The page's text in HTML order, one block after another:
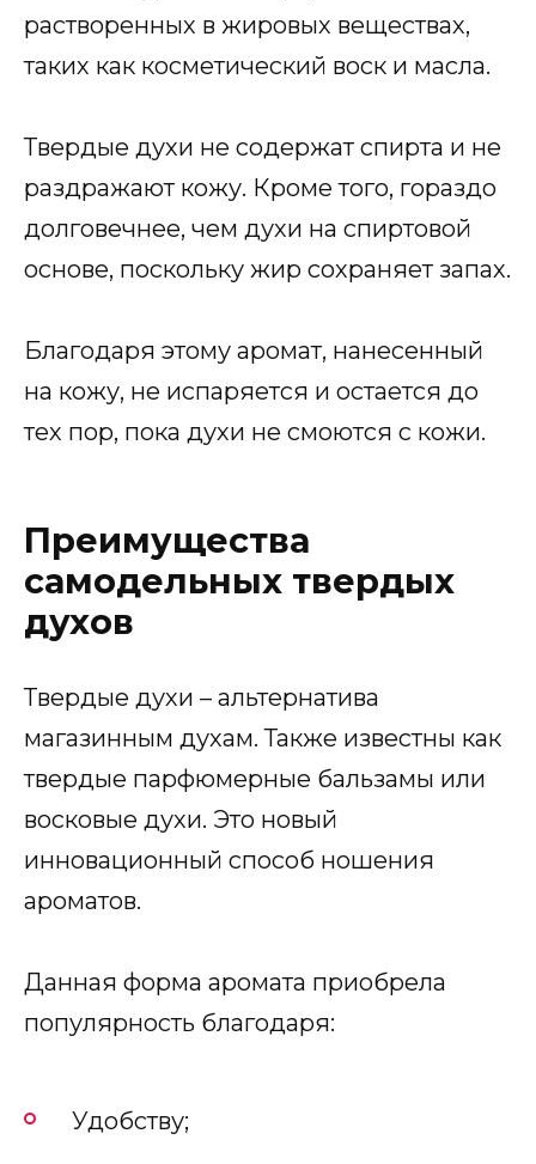
растворенных в жировых веществах,
таких как косметический воск и масла.
Твердые духи не содержат спирта и не
раздражают кожу. Кроме того, гораздо
долговечнее, чем духи на спиртовой
основе, поскольку жир сохраняет запах.
Благодаря этому аромат, нанесенный
на кожу, не испаряется и остается до
тех пор, пока духи не смоются с кожи.
Преимущества
самодельных твердых
духов
Твердые духи – альтернатива
магазинным духам. Также известны как
твердые парфюмерные бальзамы или
восковые духи. Это новый
инновационный способ ношения
ароматов.
Данная форма аромата приобрела
популярность благодаря:
Удобству;